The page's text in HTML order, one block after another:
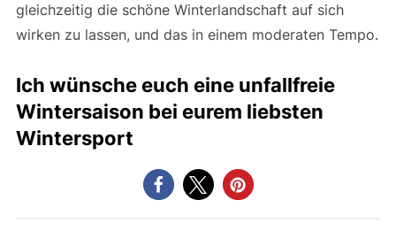
gleichzeitig die schöne Winterlandschaft auf sich
wirken zu lassen, und das in einem moderaten Tempo.
Ich wünsche euch eine unfallfreie
Wintersaison bei eurem liebsten
Wintersport